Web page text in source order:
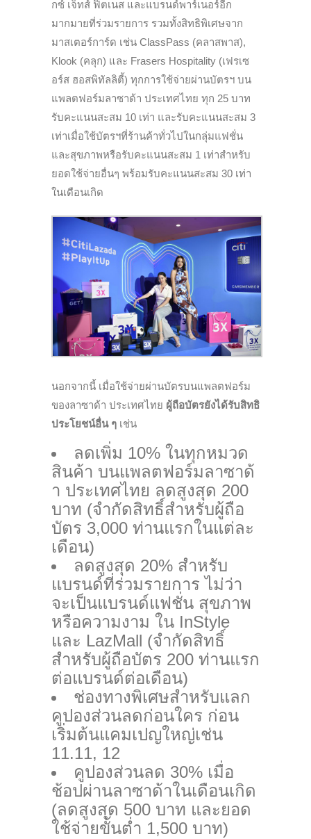
กซ์ เจ็ทส์ ฟิตเนส และแบรนด์พาร์เนอร์อีก
มากมายที่ร่วมรายการ รวมทั้งสิทธิพิเศษจาก
มาสเตอร์การ์ด เช่น ClassPass (คลาสพาส),
Klook (คลุก) และ Frasers Hospitality (เฟรเซ
อร์ส ฮอสพิทัลลิตี้) ทุกการใช้จ่ายผ่านบัตรฯ บน
แพลตฟอร์มลาซาด้า ประเทศไทย ทุก 25 บาท
รับคะแนนสะสม 10 เท่า และรับคะแนนสะสม 3
เท่าเมื่อใช้บัตรฯที่ร้านค้าทั่วไปในกลุ่มแฟชั่น
และสุขภาพหรือรับคะแนนสะสม 1 เท่าสำหรับ
ยอดใช้จ่ายอื่นๆ พร้อมรับคะแนนสะสม 30 เท่า
ในเดือนเกิด
นอกจากนี้ เมื่อใช้จ่ายผ่านบัตรบนแพลตฟอร์ม
ของลาซาด้า ประเทศไทย ผู้ถือบัตรยังได้รับสิทธิ
ประโยชน์อื่น ๆ เช่น
ลดเพิ่ม 10% ในทุกหมวด
สินค้า บนแพลตฟอร์มลาซาด้
า ประเทศไทย ลดสูงสุด 200
บาท (จำกัดสิทธิ์สำหรับผู้ถือ
บัตร 3,000 ท่านแรกในแต่ละ
เดือน)
ลดสูงสุด 20% สำหรับ
แบรนด์ที่ร่วมรายการ ไม่ว่า
จะเป็นแบรนด์แฟชั่น สุขภาพ
หรือความงาม ใน InStyle
และ LazMall (จำกัดสิทธิ์
สำหรับผู้ถือบัตร 200 ท่านแรก
ต่อแบรนด์ต่อเดือน)
ช่องทางพิเศษสำหรับแลก
คูปองส่วนลดก่อนใคร ก่อน
เริ่มต้นแคมเปญใหญ่เช่น
11.11, 12
คูปองส่วนลด 30% เมื่อ
ช้อปผ่านลาซาด้าในเดือนเกิด
(ลดสูงสุด 500 บาท และยอด
ใช้จ่ายขั้นต่ำ 1,500 บาท)